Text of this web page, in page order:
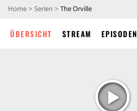
Home Serien The Orville
ÜBERSICHT STREAM EPISODEN